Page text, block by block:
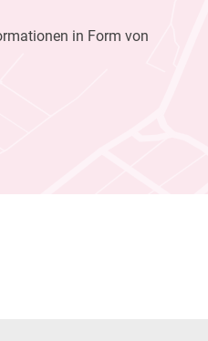
in Form von